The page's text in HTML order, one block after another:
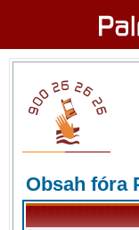
Obsah fóra